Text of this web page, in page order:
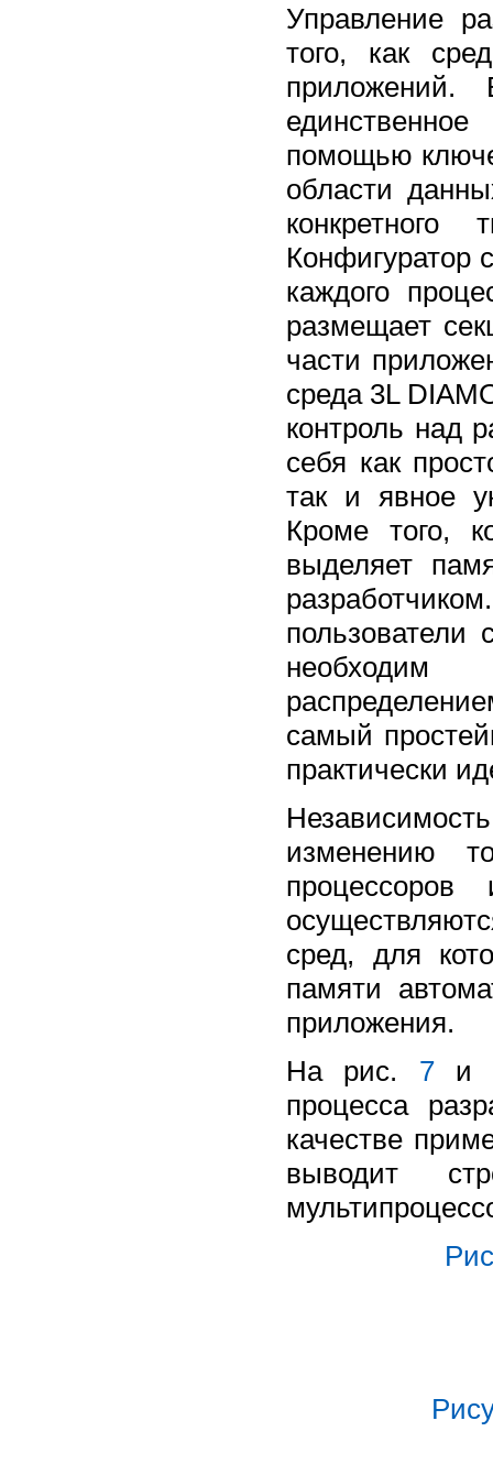
Управление
того, как
помощью
области
Конфигуратор
каждого
размещает
части
среда 3L
контроль над
себя как
так и явное
Кроме того,
выделяет
необходим
самый
практически
изменению
сред, для
памяти
приложения.
На рис. 7и
процесса
качестве
выводит